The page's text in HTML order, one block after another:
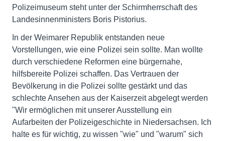
Polizeimuseum steht unter der Schirmherrschaft des
Landesinnenministers Boris Pistorius.
In der Weimarer Republik entstanden neue
Vorstellungen, wie eine Polizei sein sollte. Man wollte
durch verschiedene Reformen eine bürgernahe,
hilfsbereite Polizei schaffen. Das Vertrauen der
Bevölkerung in die Polizei sollte gestärkt und das
schlechte Ansehen aus der Kaiserzeit abgelegt werden
"Wir ermöglichen mit unserer Ausstellung ein
Aufarbeiten der Polizeigeschichte in Niedersachsen. Ich
halte es für wichtig, zu wissen "wie" und "warum" sich